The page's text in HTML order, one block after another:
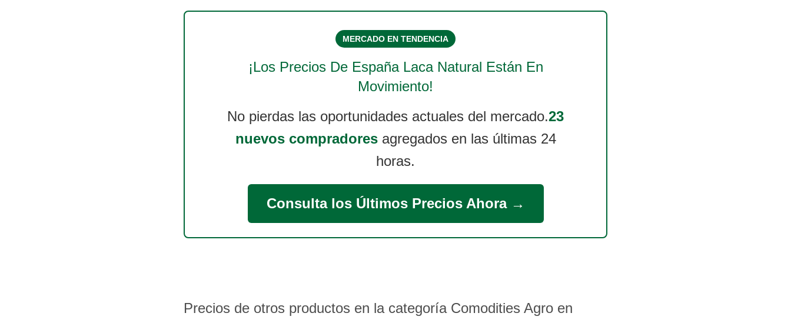
MERCADO EN TENDENCIA
¡Los Precios De España Laca Natural Están En
Movimiento!
No pierdas las oportunidades actuales del mercado.23
nuevos compradoresagregados en las últimas 24
horas.
Consulta los Últimos Precios Ahora →
Precios de otros productos en la categoría Comodities Agro en